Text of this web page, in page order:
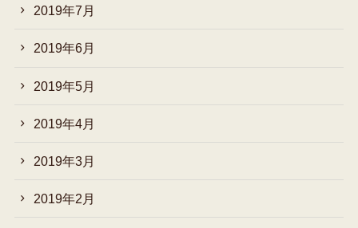
2019年7月
2019年6月
2019年5月
2019年4月
2019年3月
2019年2月